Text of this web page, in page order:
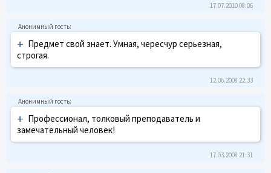
17.07.2010 08:06
+ Предмет свой знает. Умная, чересчур серьезная,
строгая.
12.06.2008 22:33
+ Профессионал, толковый преподаватель и
замечательный человек!
17.03.2008 21:31